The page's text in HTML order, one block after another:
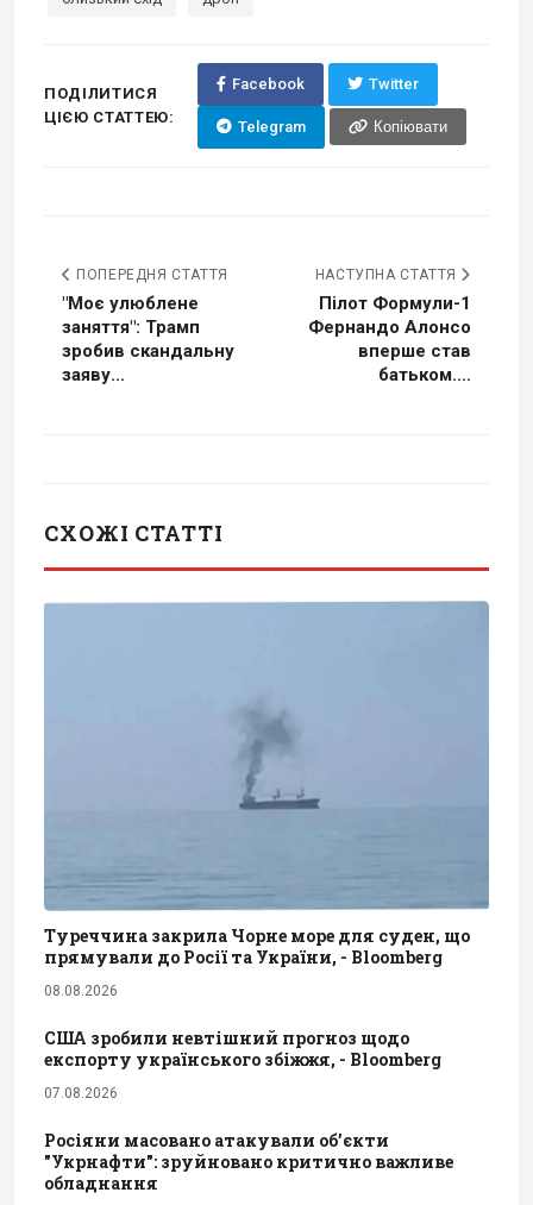
ПОДІЛИТИСЯ
ЦІЄЮ СТАТТЕЮ:
Facebook Twitter
Telegram Копіювати
ПОПЕРЕДНЯ СТАТТЯ
"Моє улюблене
заняття": Трамп
зробив скандальну
заяву...
НАСТУПНА СТАТТЯ
Пілот Формули-1
Фернандо Алонсо
вперше став
батьком....
СХОЖІ СТАТТІ
Туреччина закрила Чорне море для суден, що
прямували до Росії та України, - Bloomberg
08.08.2026
США зробили невтішний прогноз щодо
експорту українського збіжжя, - Bloomberg
07.08.2026
Росіяни масовано атакували обʼєкти
"Укрнафти": зруйновано критично важливе
обладнання